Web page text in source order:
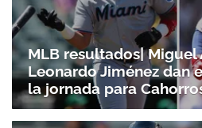
MLB resultados| Miguel
Leonardo Jiménez dan
la jornada para